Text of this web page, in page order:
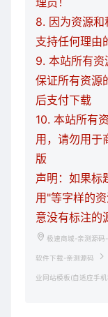
8. 因为资源
支持任何理由
9. 本站所有资
保证所有资源
后支付下载
10. 本站所有
用，请勿用于
版
声明：如果标
用"等字样的
意没有标注的
极速商城-亲测源码
软件下载-亲测源码
业网站模板(自适应手